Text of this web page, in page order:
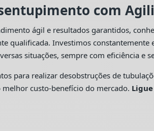
com
ágil e resultados garantidos,
qualificada. Investimos constantemente
situações, sempre com eficiência e
para realizar desobstruções de
custo-benefício do mercado.